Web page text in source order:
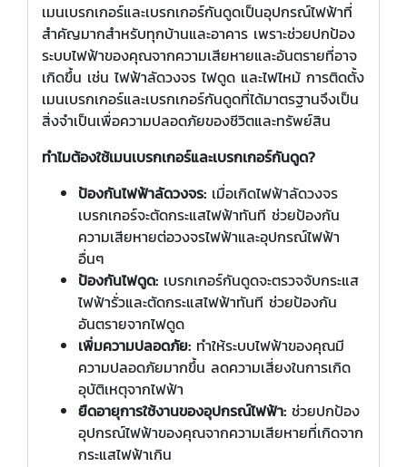
เมนเบรกเกอร์และเบรกเกอร์กันดูดเป็นอุปกรณ์ไฟฟ้าที่
สำคัญมากสำหรับทุกบ้านและอาคาร เพราะช่วยปกป้อง
ระบบไฟฟ้าของคุณจากความเสียหายและอันตรายที่อาจ
เกิดขึ้น เช่น ไฟฟ้าลัดวงจร ไฟดูด และไฟไหม้ การติดตั้ง
เมนเบรกเกอร์และเบรกเกอร์กันดูดที่ได้มาตรฐานจึงเป็น
สิ่งจำเป็นเพื่อความปลอดภัยของชีวิตและทรัพย์สิน
ทำไมต้องใช้เมนเบรกเกอร์และเบรกเกอร์กันดูด?
ป้องกันไฟฟ้าลัดวงจร: เมื่อเกิดไฟฟ้าลัดวงจร
เบรกเกอร์จะตัดกระแสไฟฟ้าทันที ช่วยป้องกัน
ความเสียหายต่อวงจรไฟฟ้าและอุปกรณ์ไฟฟ้า
อื่นๆ
ป้องกันไฟดูด: เบรกเกอร์กันดูดจะตรวจจับกระแส
ไฟฟ้ารั่วและตัดกระแสไฟฟ้าทันที ช่วยป้องกัน
อันตรายจากไฟดูด
เพิ่มความปลอดภัย: ทำให้ระบบไฟฟ้าของคุณมี
ความปลอดภัยมากขึ้น ลดความเสี่ยงในการเกิด
อุบัติเหตุจากไฟฟ้า
ยืดอายุการใช้งานของอุปกรณ์ไฟฟ้า: ช่วยปกป้อง
อุปกรณ์ไฟฟ้าของคุณจากความเสียหายที่เกิดจาก
กระแสไฟฟ้าเกิน